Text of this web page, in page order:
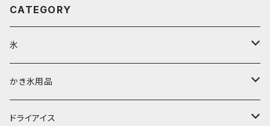
CATEGORY
氷
富士天然水の氷
丸氷
かき氷用品
かき氷シロップ
ドライアイス